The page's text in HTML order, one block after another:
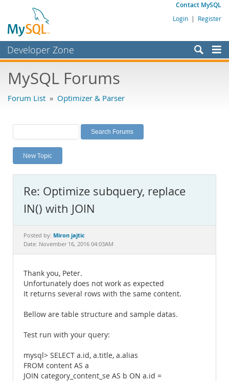
Contact MySQL
Login | Register
Developer Zone
Bugs
Labs
Planet MySQL
News and Events
MySQL.com
Downloads
Documentation
MySQL Forums
Forum List » Optimizer & Parser
New Topic
Re: Optimize subquery, replace
IN() with JOIN
Posted by: Miron jajtic
Date: November 16, 2016 04:03AM
Thank you, Peter.
Unfortunately does not work as expected
It returns several rows with the same content.
Bellow are table structure and sample datas.
Test run with your query:
mysql> SELECT a.id, a.title, a.alias
FROM content AS a
JOIN category_content_se AS b ON a.id =